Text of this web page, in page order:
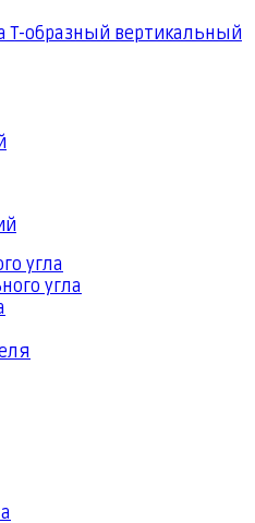
Т-образный вертикальный
угла
угла